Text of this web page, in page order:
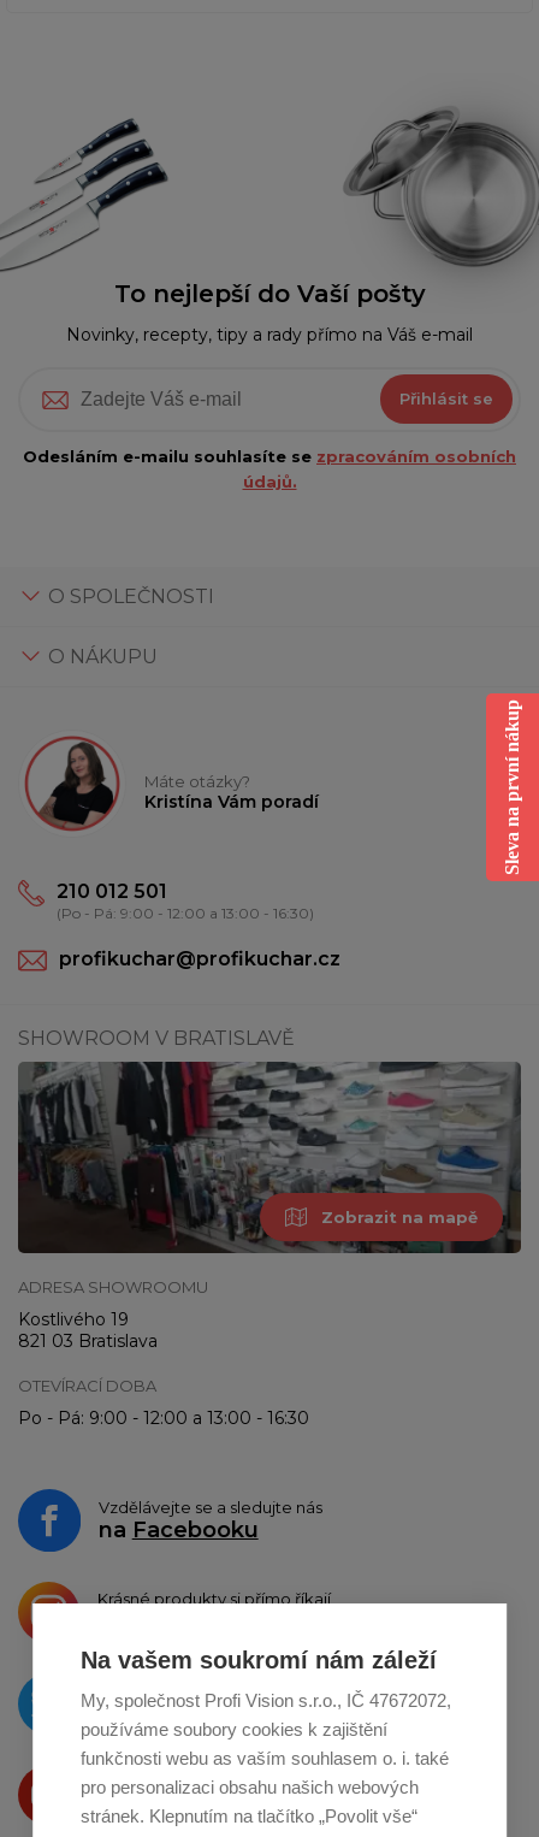
Na vašem soukromí nám záleží
My, společnost Profi Vision s.r.o., IČ 47672072,
používáme soubory cookies k zajištění
funkčnosti webu as vaším souhlasem o. i. také
pro personalizaci obsahu našich webových
stránek. Klepnutím na tlačítko „Povolit vše“
To nejlepší do Vaší pošty
Novinky, recepty, tipy a rady přímo na Váš e-mail
Přihlásit se
Odesláním e-mailu souhlasíte se zpracováním osobních
údajů.
O SPOLEČNOSTI
O NÁKUPU
Máte otázky?
Kristína Vám poradí
210 012 501
(Po - Pá: 9:00 - 12:00 a 13:00 - 16:30)
profikuchar@profikuchar.cz
SHOWROOM V BRATISLAVĚ
Zobrazit na mapě
ADRESA SHOWROOMU
Kostlivého 19
821 03 Bratislava
OTEVÍRACÍ DOBA
Po - Pá: 9:00 - 12:00 a 13:00 - 16:30
Vzdělávejte se a sledujte nás
na Facebooku
Krásné produkty si přímo říkají
O novinkách píšeme
naTwitteru
Produkty Vám představujeme
na Youtube
Sleva na první nákup